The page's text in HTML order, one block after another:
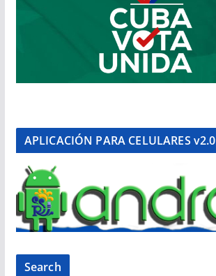
APLICACIÓN PARA CELULARES v2.0
Search